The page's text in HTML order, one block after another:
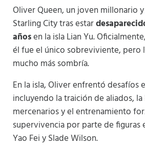
Oliver Queen, un joven millonario
Starling City tras estar
añosen la isla Lian Yu.
él fue el único sobreviviente, pero
mucho más sombría.
En la isla, Oliver enfrentó desafíos
incluyendo la traición de aliados,
mercenarios y el entrenamiento
supervivencia por parte de figuras
Yao Fei y Slade Wilson.